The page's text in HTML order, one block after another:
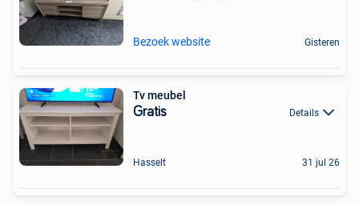
Bezoek website Gisteren
Tv meubel
Gratis Details
Hasselt 31 jul 26